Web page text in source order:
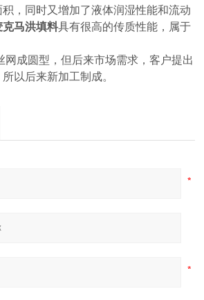
，同时又增加了液体润湿性能和流动
克马洪填料具有很高的传质性能，属于
成圆型，但后来市场需求，客户提出
以后来新加工制成。